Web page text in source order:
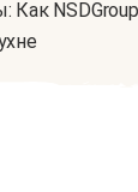
Как